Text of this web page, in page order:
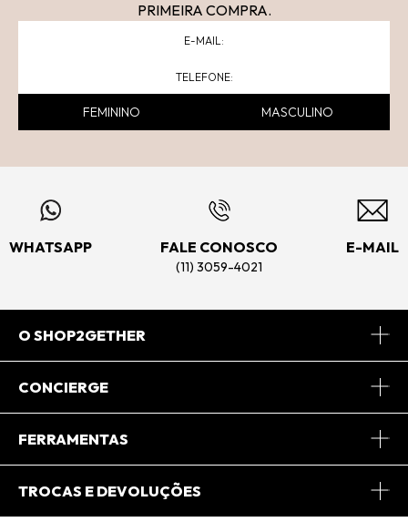
PRIMEIRA COMPRA.
FEMININO MASCULINO
WHATSAPP FALE CONOSCO
(11) 3059-4021
E-MAIL
O SHOP2GETHER
Sobre Nós
Journal
CONCIERGE
Central de Relacionamento
FERRAMENTAS
Minha Conta
TROCAS E DEVOLUÇÕES